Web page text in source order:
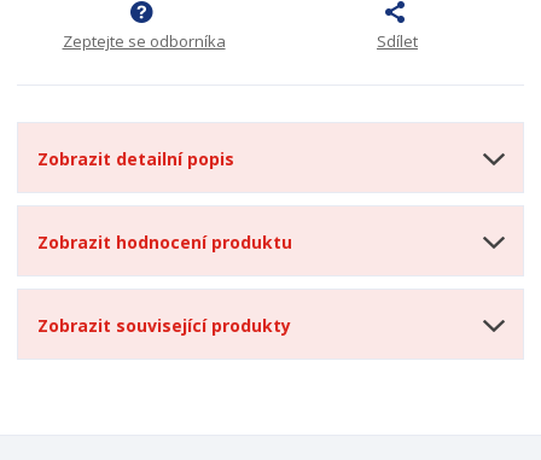
Zeptejte se odborníka Sdílet
Zobrazit detailní popis
Zobrazit hodnocení produktu
Zobrazit související produkty